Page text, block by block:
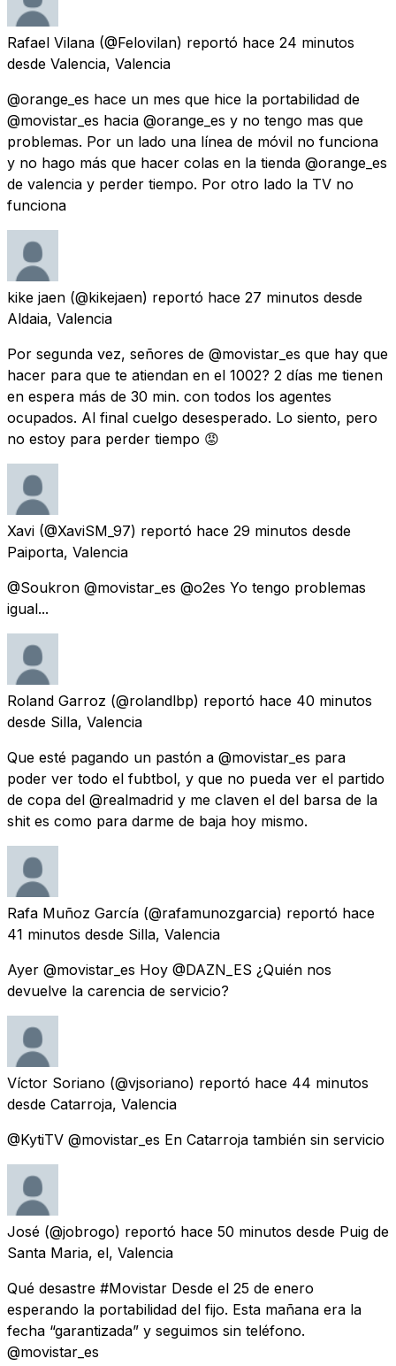
Rafael Vilana (@Felovilan) reportó hace 24 minutos
desde Valencia, Valencia
@orange_es hace un mes que hice la portabilidad de
@movistar_es hacia @orange_es y no tengo mas que
problemas. Por un lado una línea de móvil no funciona
y no hago más que hacer colas en la tienda @orange_es
de valencia y perder tiempo. Por otro lado la TV no
funciona
kike jaen (@kikejaen) reportó hace 27 minutos desde
Aldaia, Valencia
Por segunda vez, señores de @movistar_es que hay que
hacer para que te atiendan en el 1002? 2 días me tienen
en espera más de 30 min. con todos los agentes
ocupados. Al final cuelgo desesperado. Lo siento, pero
no estoy para perder tiempo 😡
Xavi (@XaviSM_97) reportó hace 29 minutos desde
Paiporta, Valencia
@Soukron @movistar_es @o2es Yo tengo problemas
igual...
Roland Garroz (@rolandlbp) reportó hace 40 minutos
desde Silla, Valencia
Que esté pagando un pastón a @movistar_es para
poder ver todo el fubtbol, y que no pueda ver el partido
de copa del @realmadrid y me claven el del barsa de la
shit es como para darme de baja hoy mismo.
Rafa Muñoz García (@rafamunozgarcia) reportó hace
41 minutos desde Silla, Valencia
Ayer @movistar_es Hoy @DAZN_ES ¿Quién nos
devuelve la carencia de servicio?
Víctor Soriano (@vjsoriano) reportó hace 44 minutos
desde Catarroja, Valencia
@KytiTV @movistar_es En Catarroja también sin servicio
José (@jobrogo) reportó hace 50 minutos desde Puig de
Santa Maria, el, Valencia
Qué desastre #Movistar Desde el 25 de enero
esperando la portabilidad del fijo. Esta mañana era la
fecha “garantizada” y seguimos sin teléfono.
@movistar_es